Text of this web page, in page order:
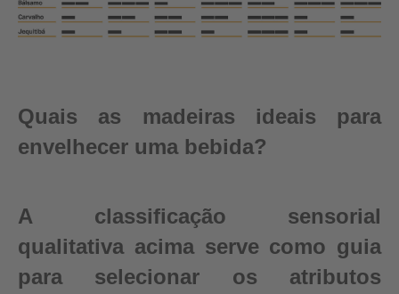
Quais as madeiras ideais para
envelhecer uma bebida?
A classificação sensorial
qualitativa acima serve como guia
para selecionar os atributos